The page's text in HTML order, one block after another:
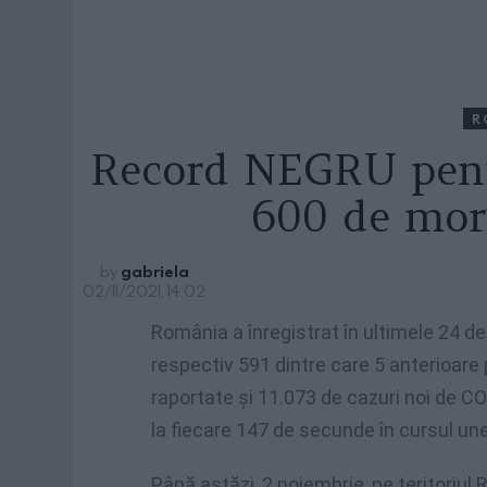
Record NEGRU
600 de
by gabriela
02/11/2021, 14:02
România a înregistrat în ultimele 24
respectiv 591 dintre care 5
raportate şi 11.073 de cazuri noi de
la fiecare 147 de secunde în cursul